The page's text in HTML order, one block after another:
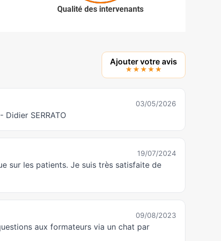
Qualité des intervenants
Ajouter votre avis
★★★★★
03/05/2026
SERRATO
19/07/2024
sur les patients. Je suis très satisfaite de
09/08/2023
aux formateurs via un chat par